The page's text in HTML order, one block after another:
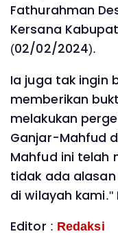
Fathurahman
Kersana
(02/02/2024).
Ia juga tak ingin
memberikan
melakukan
Ganjar-Mahfud
Mahfud ini telah
tidak ada
di wilayah kami."
Editor : Redaksi